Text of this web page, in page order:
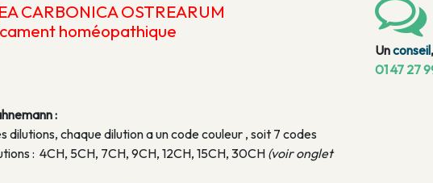
CARBONICA OSTREARUM
homéopathique
:
chaque dilution a un code couleur , soit 7 codes
: 4CH, 5CH, 7CH, 9CH, 12CH, 15CH, 30CH (voir onglet
Unconseil
01 47 27